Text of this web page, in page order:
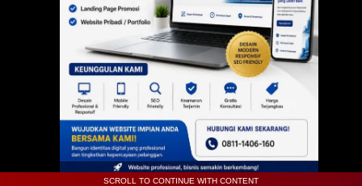
SCROLL TO CONTINUE WITH CONTENT